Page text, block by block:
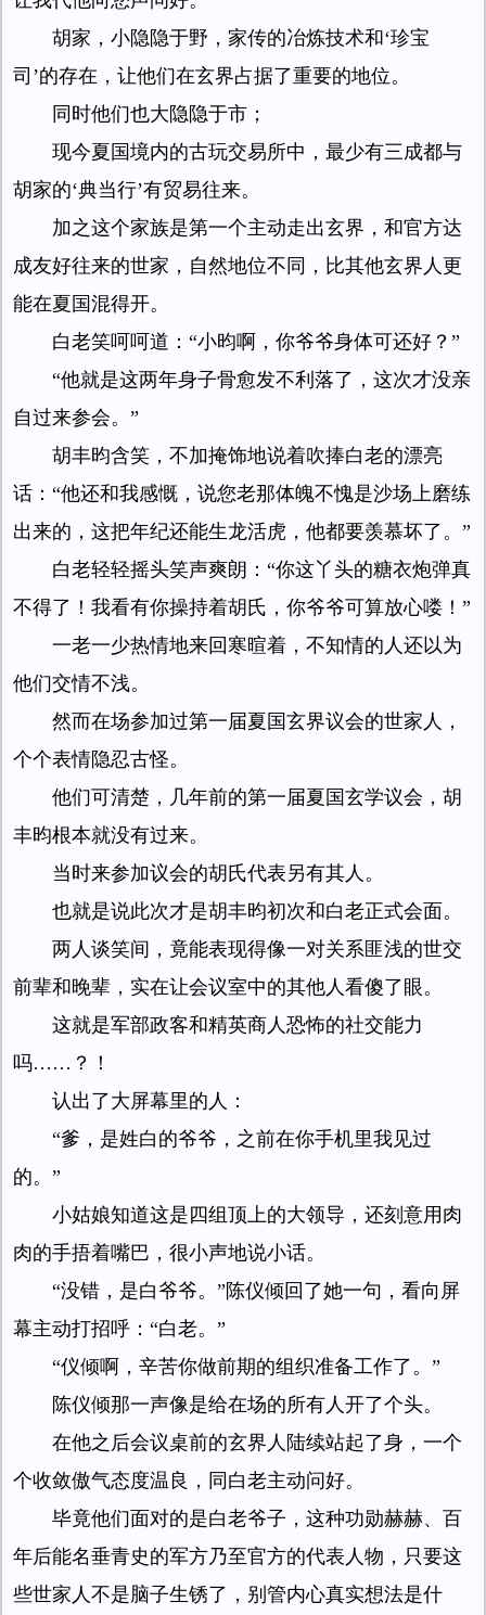
胡家，小隐隐于野，家传的冶炼技术和‘珍宝
司’的存在，让他们在玄界占据了重要的地位。
同时他们也大隐隐于市；
现今夏国境内的古玩交易所中，最少有三成都与
胡家的‘典当行’有贸易往来。
加之这个家族是第一个主动走出玄界，和官方达
成友好往来的世家，自然地位不同，比其他玄界人更
能在夏国混得开。
白老笑呵呵道：“小昀啊，你爷爷身体可还好？”
“他就是这两年身子骨愈发不利落了，这次才没亲
自过来参会。”
胡丰昀含笑，不加掩饰地说着吹捧白老的漂亮
话：“他还和我感慨，说您老那体魄不愧是沙场上磨练
出来的，这把年纪还能生龙活虎，他都要羡慕坏了。”
白老轻轻摇头笑声爽朗：“你这丫头的糖衣炮弹真
不得了！我看有你操持着胡氏，你爷爷可算放心喽！”
一老一少热情地来回寒暄着，不知情的人还以为
他们交情不浅。
然而在场参加过第一届夏国玄界议会的世家人，
个个表情隐忍古怪。
他们可清楚，几年前的第一届夏国玄学议会，胡
丰昀根本就没有过来。
当时来参加议会的胡氏代表另有其人。
也就是说此次才是胡丰昀初次和白老正式会面。
两人谈笑间，竟能表现得像一对关系匪浅的世交
前辈和晚辈，实在让会议室中的其他人看傻了眼。
这就是军部政客和精英商人恐怖的社交能力
吗……？！
认出了大屏幕里的人：
“爹，是姓白的爷爷，之前在你手机里我见过
的。”
小姑娘知道这是四组顶上的大领导，还刻意用肉
肉的手捂着嘴巴，很小声地说小话。
“没错，是白爷爷。”陈仪倾回了她一句，看向屏
幕主动打招呼：“白老。”
“仪倾啊，辛苦你做前期的组织准备工作了。”
陈仪倾那一声像是给在场的所有人开了个头。
在他之后会议桌前的玄界人陆续站起了身，一个
个收敛傲气态度温良，同白老主动问好。
毕竟他们面对的是白老爷子，这种功勋赫赫、百
年后能名垂青史的军方乃至官方的代表人物，只要这
些世家人不是脑子生锈了，别管内心真实想法是什